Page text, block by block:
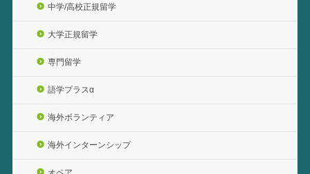
中学/高校正規留学
大学正規留学
専門留学
語学プラスα
海外ボランティア
海外インターンシップ